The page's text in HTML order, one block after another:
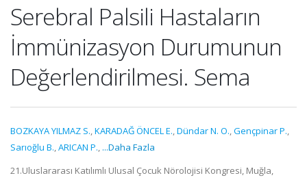
Serebral Palsili Hastaların
İmmünizasyon Durumunun
Değerlendirilmesi. Sema
BOZKAYA YILMAZ S.,KARADAĞ ÖNCEL E.,Dündar N. O.,Gençpinar P.,
Sarıoğlu B.,ARICAN P., ...Daha Fazla
21.Uluslararası Katılımlı Ulusal Çocuk Nörolojisi Kongresi, Muğla,